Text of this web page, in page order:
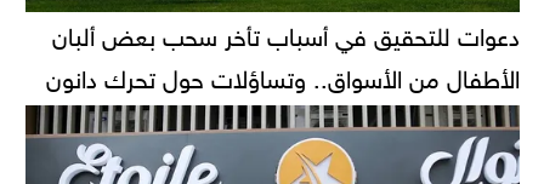
دعوات للتحقيق في أسباب تأخر سحب بعض ألبان
الأطفال من الأسواق.. وتساؤلات حول تحرك دانون